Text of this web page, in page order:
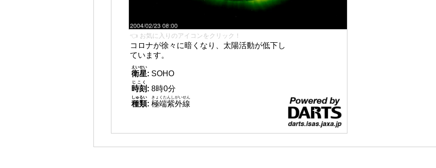
👈 お気に入りのアイコンをクリック！
コロナが徐々に暗くなり、太陽活動が低下し
ています。
衛星
えいせい
: SOHO
時刻
じこく
: 8時0分
種類
しゅるい
: 極端紫外線
きょくたんしがいせん